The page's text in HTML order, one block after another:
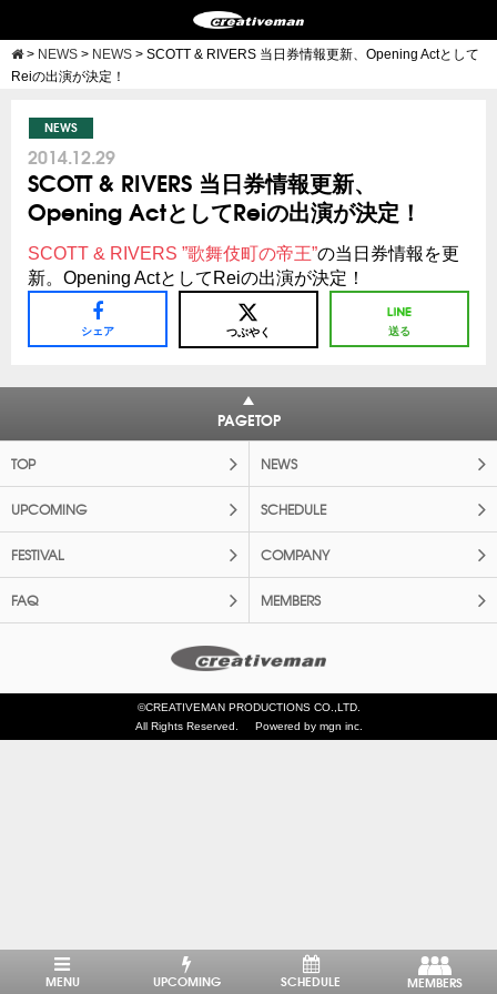
> NEWS > NEWS > SCOTT & RIVERS 当日券情報更新、Opening Actとして
Reiの出演が決定！
NEWS
2014.12.29
SCOTT & RIVERS 当日券情報更新、
Opening ActとしてReiの出演が決定！
SCOTT & RIVERS ”歌舞伎町の帝王”の当日券情報を更
新。Opening ActとしてReiの出演が決定！
シェア つぶやく 送る
PAGETOP
TOP NEWS
UPCOMING SCHEDULE
FESTIVAL COMPANY
FAQ MEMBERS
©CREATIVEMAN PRODUCTIONS CO.,LTD.
All Rights Reserved.
Powered by mgn inc.
MENU UPCOMING SCHEDULE MEMBERS